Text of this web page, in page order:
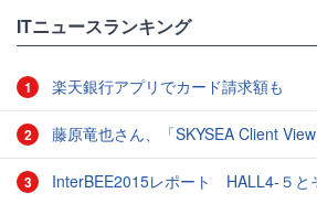
ITニュースランキング
1 楽天銀行アプリでカード請求額も
2 藤原竜也さん、「SKYSEA Client View」新CMで「AI労務改善」をアピール 働き方
3 InterBEE2015レポート HALL4-５と